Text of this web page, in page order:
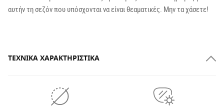
αυτήν τη σεζόν που υπόσχονται να είναι θεαματικές. Μην τα χάσετε!
ΤΕΧΝΙΚΆ ΧΑΡΑΚΤΗΡΙΣΤΙΚΆ